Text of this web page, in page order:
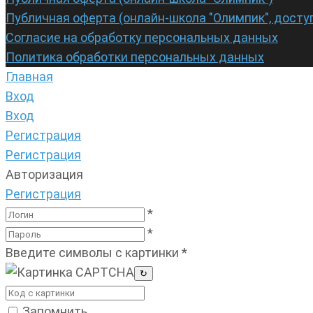
Публичная оферта (онлайн-школа "Олимпик",
Согласие на обработку персональных данных
Политика обработки персональных данных
Главная
Вход
Вход
Регистрация
Регистрация
Авторизация
Регистрация
*
*
Введите символы с картинки *
↻